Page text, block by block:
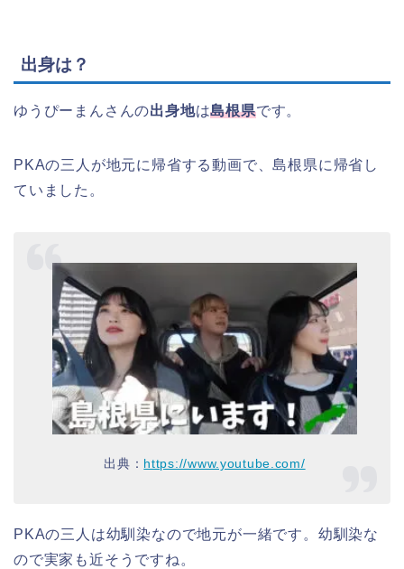
出身は？
ゆうぴーまんさんの出身地は島根県です。
PKAの三人が地元に帰省する動画で、島根県に帰省し
ていました。
出典： https://www.youtube.com/
PKAの三人は幼馴染なので地元が一緒です。幼馴染な
ので実家も近そうですね。